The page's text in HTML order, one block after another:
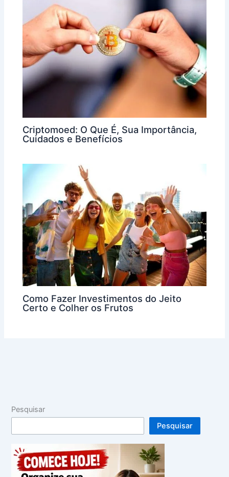
Criptomoed: O Que É, Sua Importância,
Cuidados e Benefícios
Como Fazer Investimentos do Jeito
Certo e Colher os Frutos
Pesquisar
Pesquisar